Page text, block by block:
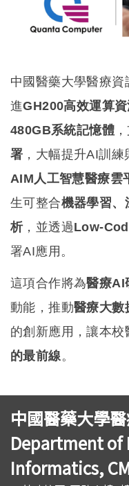
中國醫藥大學醫療資
進GH200高效運算
480GB系統記憶體
署 ，大幅提升AI訓
AIM人工智慧醫療雲
生可整合機器學習、
析，並透過Low-
署AI應用。
這項合作將為醫療AI
動能，推動醫療大數
的創新應用，讓本校
的最前線。
中國醫藥大學
Department of
Informatics,